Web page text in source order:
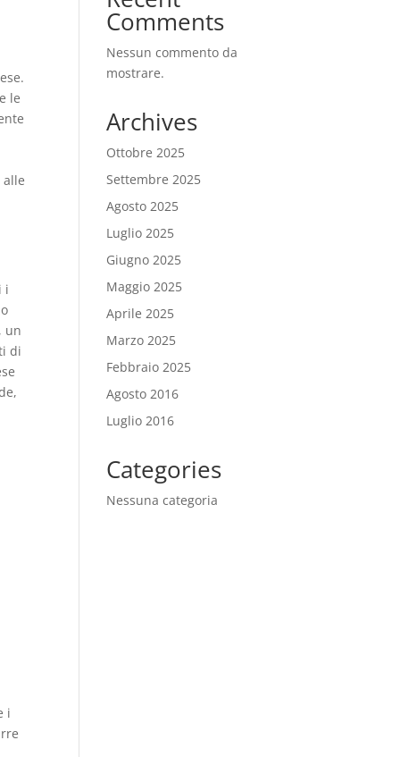
le
i
un
di
i
Comments
Nessun commento da
mostrare.
Archives
Ottobre 2025
Settembre 2025
Agosto 2025
Luglio 2025
Giugno 2025
Maggio 2025
Aprile 2025
Marzo 2025
Febbraio 2025
Agosto 2016
Luglio 2016
Categories
Nessuna categoria